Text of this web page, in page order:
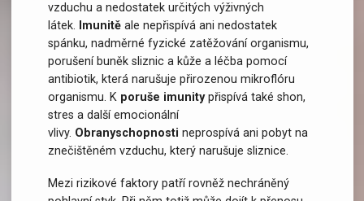
vzduchu a nedostatek určitých výživných
látek. Imunitěale nepřispívá ani nedostatek
spánku, nadměrné fyzické zatěžování organismu,
porušení buněk sliznic a kůže a léčba pomocí
antibiotik, která narušuje přirozenou mikroflóru
organismu. K poruše imunitypřispívá také shon,
stres a další emocionální
vlivy. Obranyschopnosti neprospívá ani pobyt na
znečištěném vzduchu, který narušuje sliznice.
Mezi rizikové faktory patří rovněž nechráněný